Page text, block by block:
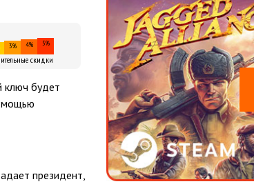
3% 4% 5%
скидки
ключ будет
президент,